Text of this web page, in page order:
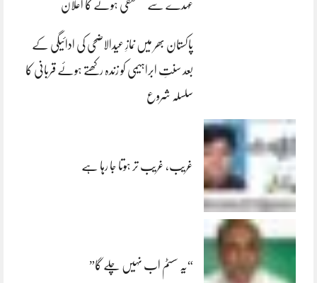
عہدے سے مستعفی ہونے کا اعلان
پاکستان بھر میں نمازِ عیدالاضحی کی ادائیگی کے
بعد سنتِ ابراہیمی کو زندہ رکھتے ہوئے قربانی کا
سلسلہ شروع
غریب، غریب تر ہوتا جا رہا ہے
“یہ سسٹم اب نہیں چلے گا”